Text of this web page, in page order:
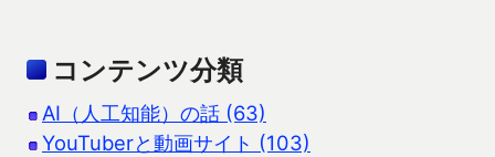
コンテンツ分類
AI（人工知能）の話 (63)
YouTuberと動画サイト (103)